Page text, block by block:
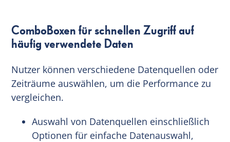
ComboBoxen für schnellen Zugriff auf
häufig verwendete Daten
Nutzer können verschiedene Datenquellen oder
Zeiträume auswählen, um die Performance zu
vergleichen.
Auswahl von Datenquellen einschließlich
Optionen für einfache Datenauswahl,